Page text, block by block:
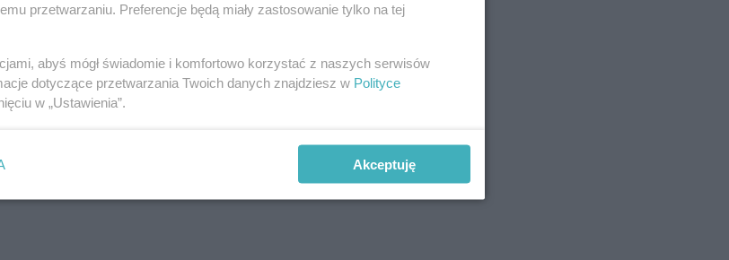
przetwarzaniu. Preferencje będą miały zastosowanie tylko na tej
abyś mógł świadomie i komfortowo korzystać z naszych serwisów
dotyczące przetwarzania Twoich danych znajdziesz w Polityce
w „Ustawienia”.
Akceptuję